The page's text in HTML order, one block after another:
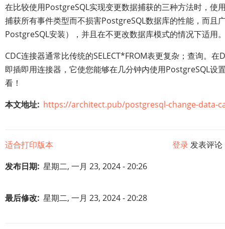
在比较使用PostgreSQL实现变更数据捕获的三种方法时，使
捕获所有事件类型而不损害PostgreSQL数据库的性能，而且
PostgreSQL安装），并且在不更改数据库模式的情况下适用
CDC连接器通常比传统的SELECT*FROM表更复杂；查询。
即插即用连接器，它使您能够在几分钟内使用PostgreSQL设
看！
本文地址 https://architect.pub/postgresql-change-data-
适合打印版本 登录发表评论
发布日期 星期二, 一月 23, 2024 - 20:26
最后修改 星期二, 一月 23, 2024 - 20:28